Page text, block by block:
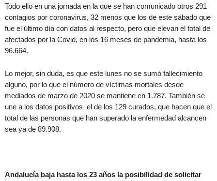
Todo ello en una jornada en la que se han comunicado otros 291
contagios por coronavirus, 32 menos que los de este sábado que
fue el último día con datos al respecto, pero que elevan el total de
afectados por la Covid, en los 16 meses de pandemia, hasta los
96.664.
Lo mejor, sin duda, es que este lunes no se sumó fallecimiento
alguno, por lo que el número de víctimas mortales desde
mediados de marzo de 2020 se mantiene en 1.787. También se
une a los datos positivos el de los 129 curados, que hacen que el
total de las personas que han superado la enfermedad alcancen
sea ya de 89.908.
Andalucía baja hasta los 23 años la posibilidad de solicitar